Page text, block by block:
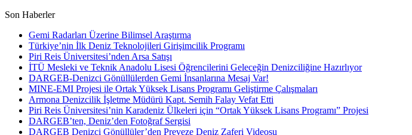
Son Haberler
Gemi Radarları Üzerine Bilimsel Araştırma
Türkiye’nin İlk Deniz Teknolojileri Girişimcilik Programı
Piri Reis Üniversitesi’nden Arsa Satışı
İTÜ Mesleki ve Teknik Anadolu Lisesi Öğrencilerini Geleceğin Denizciliğine Hazırlıyor
DARGEB-Denizci Gönüllülerden Gemi İnsanlarına Mesaj Var!
MINE-EMI Projesi ile Ortak Yüksek Lisans Programı Geliştirme Çalışmaları
Armona Denizcilik İşletme Müdürü Kapt. Semih Falay Vefat Etti
Piri Reis Üniversitesi’nin Karadeniz Ülkeleri için “Ortak Yüksek Lisans Programı” Projesi
DARGEB’ten, Deniz’den Fotoğraf Sergisi
DARGEB Denizci Gönüllüler’den Preveze Deniz Zaferi Videosu